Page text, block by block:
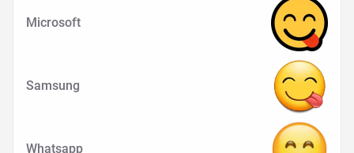
Microsoft
Samsung
Whatsapp